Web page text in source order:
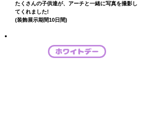
たくさんの子供達が、アーチと一緒に写真を撮影し
てくれました!
(装飾展示期間10日間)
ホワイトデー